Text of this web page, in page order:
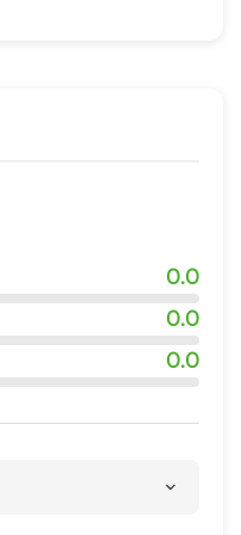
0.0
0.0
0.0